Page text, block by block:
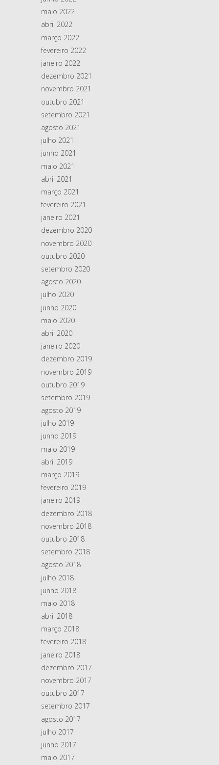
maio 2022
abril 2022
março 2022
fevereiro 2022
janeiro 2022
dezembro 2021
novembro 2021
outubro 2021
setembro 2021
agosto 2021
julho 2021
junho 2021
maio 2021
abril 2021
março 2021
fevereiro 2021
janeiro 2021
dezembro 2020
novembro 2020
outubro 2020
setembro 2020
agosto 2020
julho 2020
junho 2020
maio 2020
abril 2020
janeiro 2020
dezembro 2019
novembro 2019
outubro 2019
setembro 2019
agosto 2019
julho 2019
junho 2019
maio 2019
abril 2019
março 2019
fevereiro 2019
janeiro 2019
dezembro 2018
novembro 2018
outubro 2018
setembro 2018
agosto 2018
julho 2018
junho 2018
maio 2018
abril 2018
março 2018
fevereiro 2018
janeiro 2018
dezembro 2017
novembro 2017
outubro 2017
setembro 2017
agosto 2017
julho 2017
junho 2017
maio 2017